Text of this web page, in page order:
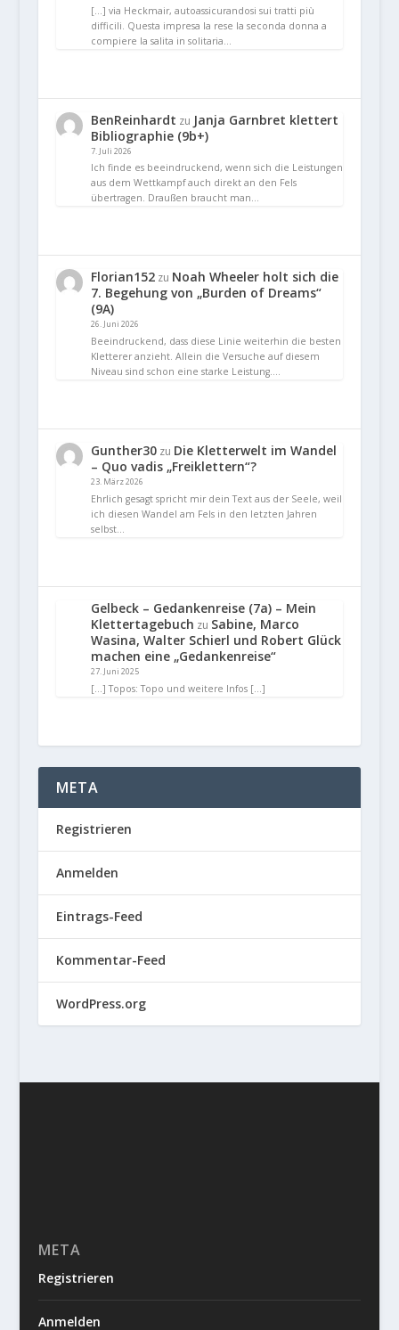
[…] via Heckmair, autoassicurandosi sui tratti più
difficili. Questa impresa la rese la seconda donna a
compiere la salita in solitaria…
BenReinhardt zu Janja Garnbret klettert
Bibliographie (9b+)
7. Juli 2026
Ich finde es beeindruckend, wenn sich die Leistungen
aus dem Wettkampf auch direkt an den Fels
übertragen. Draußen braucht man…
Florian152zu Noah Wheeler holt sich die
7. Begehung von „Burden of Dreams“
(9A)
26. Juni 2026
Beeindruckend, dass diese Linie weiterhin die besten
Kletterer anzieht. Allein die Versuche auf diesem
Niveau sind schon eine starke Leistung.…
Gunther30zu Die Kletterwelt im Wandel
– Quo vadis „Freiklettern“?
23. März 2026
Ehrlich gesagt spricht mir dein Text aus der Seele, weil
ich diesen Wandel am Fels in den letzten Jahren
selbst…
Gelbeck – Gedankenreise (7a) – Mein
Klettertagebuch zu Sabine, Marco
Wasina, Walter Schierl und Robert Glück
machen eine „Gedankenreise“
27. Juni 2025
[…] Topos: Topo und weitere Infos […]
META
Registrieren
Anmelden
Eintrags-Feed
Kommentar-Feed
WordPress.org
META
Registrieren
Anmelden